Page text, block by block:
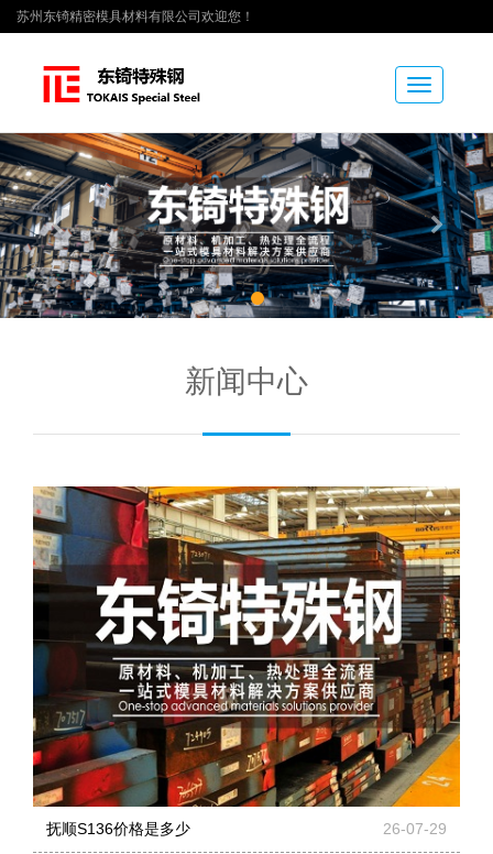
苏州东锜精密模具材料有限公司欢迎您！
navigation
新闻中心
抚顺S136价格是多少 26-07-29